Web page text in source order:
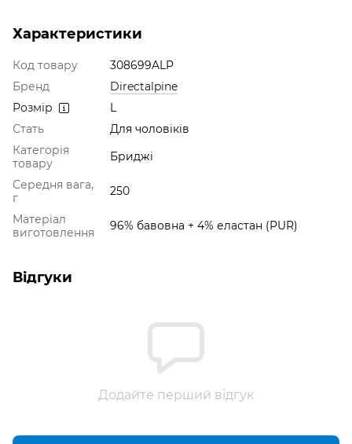
Характеристики
Код товару
308699ALP
Бренд
Directalpine
Розмір
L
Стать
Для чоловіків
Категорія
товару
Бриджі
Середня вага,
г
250
Матеріал
виготовлення
96% бавовна + 4% еластан (PUR)
Відгуки
Додайте перший відгук